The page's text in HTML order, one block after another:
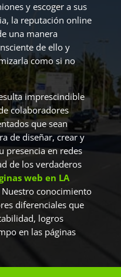
y escoger a sus
la reputación online
una manera
de ello y
como si no
imprescindible
colaboradores
que sean
de diseñar, crear y
presencia en redes
de los verdaderos
web en LA
Nuestro conocimiento
diferenciales que
logros
en las páginas